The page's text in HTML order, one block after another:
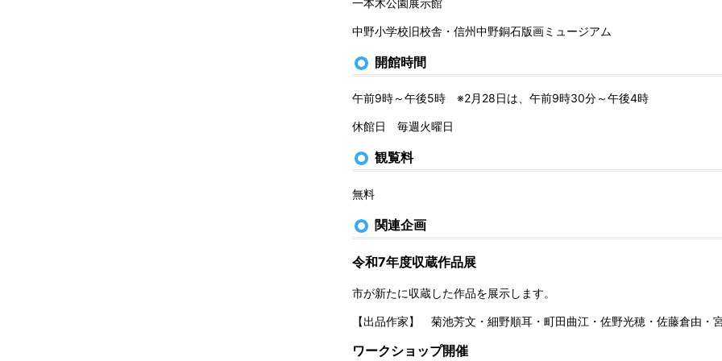
一本木公園展示館
中野小学校旧校舎・信州中野銅石版画ミュージアム
開館時間
午前9時～午後5時 ※2月28日は、午前9時30分～午後4時
休館日 毎週火曜日
観覧料
無料
関連企画
令和7年度収蔵作品展
市が新たに収蔵した作品を展示します。
【出品作家】 菊池芳文・細野順耳・町田曲江・佐野光穂・佐藤倉由・
ワークショップ開催